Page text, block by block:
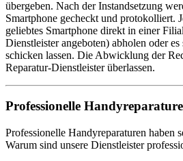
übergeben. Nach der Instandsetzung
Smartphone gecheckt und protokolliert.
geliebtes Smartphone direkt in einer
Dienstleister angeboten) abholen oder
schicken lassen. Die Abwicklung der
Reparatur-Dienstleister überlassen.
Professionelle
Professionelle Handyreparaturen haben
Warum sind unsere Dienstleister